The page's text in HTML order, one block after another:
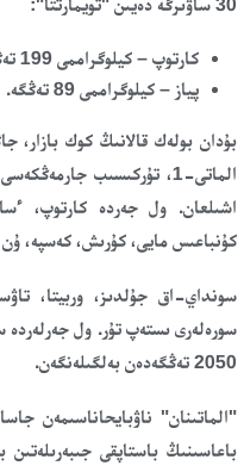
30 ساۋىرگە دەيىن "تويمارتتا":
كارتوپ – كيلوگراممى 199 تەڭگە؛
پياز – كيلوگراممى 89 تەڭگە.
بۇدان بولەك قالانىڭ كوك بازار،
الماتى-1، تۇركىسىب
اشىلعان. ول جەردە كارتوپ،
كۇنباعىس مايى، كۇرىش، كەسپە، ۇن
سونداي-اق جۇلدىز، وربيتا،
سورەلەرى ىستەپ تۇر. ول
2050 تەڭگەدەن بەلگىلەنگەن.
"الماتىنان" ناۋبايحاناسىمەن